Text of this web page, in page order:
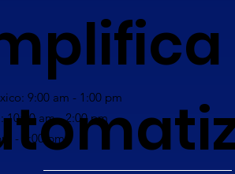
9:00 am - 1:00 pm
10:00 am - 2:00 pm
- 9:00 pm